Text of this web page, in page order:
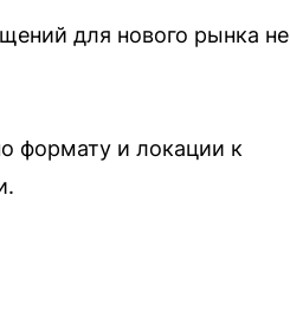
для нового рынка не
формату и локации к